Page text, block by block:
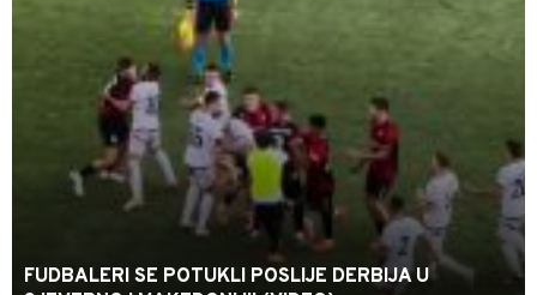
FUDBALERI SE POTUKLI POSLIJE DERBIJA U